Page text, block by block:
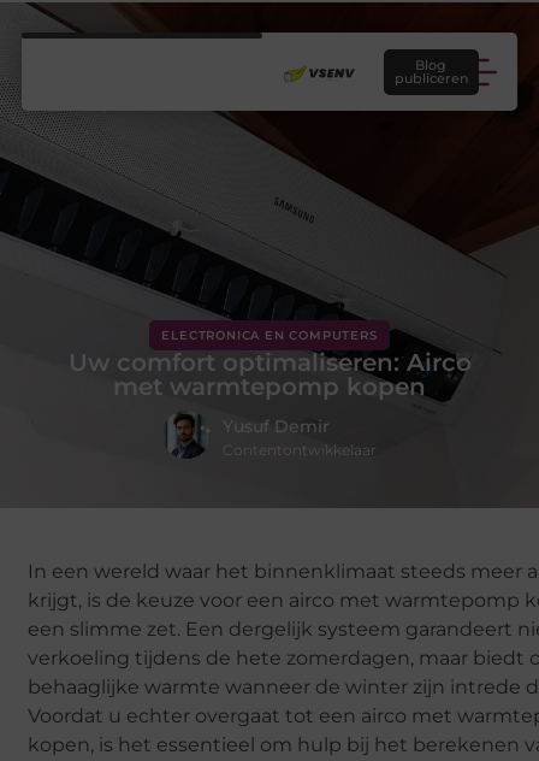
Blog
publiceren
ELECTRONICA EN COMPUTERS
Uw comfort optimaliseren: Airco
met warmtepomp kopen
Yusuf Demir
Contentontwikkelaar
In een wereld waar het binnenklimaat steeds meer
krijgt, is de keuze voor een airco met warmtepomp
een slimme zet. Een dergelijk systeem garandeert
verkoeling tijdens de hete zomerdagen, maar biedt
behaaglijke warmte wanneer de winter zijn intrede
Voordat u echter overgaat tot een airco met
kopen, is het essentieel om hulp bij het berekenen